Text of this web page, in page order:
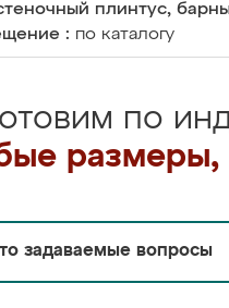
плинтус,
: по каталогу
по
размеры,
задаваемые вопросы